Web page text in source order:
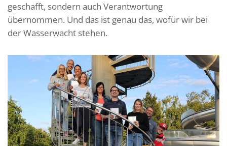
geschafft, sondern auch Verantwortung
übernommen. Und das ist genau das, wofür wir bei
der Wasserwacht stehen.